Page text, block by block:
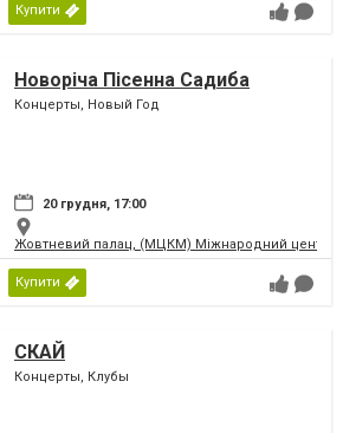
Купити
Новоріча Пісенна Садиба
Концерты, Новый Год
20 грудня, 17:00
Жовтневий палац, (МЦКМ) Міжнародний центр
Купити
СКАЙ
Концерты, Клубы